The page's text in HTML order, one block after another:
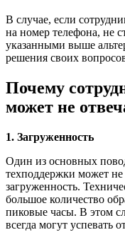
В случае, если
на номер телефона, не
указанными выше
решения своих
Почему
может не
1. Загруженность
Один из основных
техподдержки может
загруженность.
большое количество
пиковые часы. В этом
всегда могут успевать